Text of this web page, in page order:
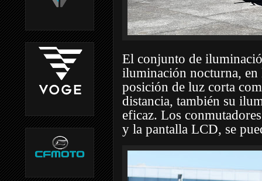
El conjunto de
iluminación nocturna, en
posición de luz corta
distancia, también su
eficaz. Los
y la pantalla LCD, se